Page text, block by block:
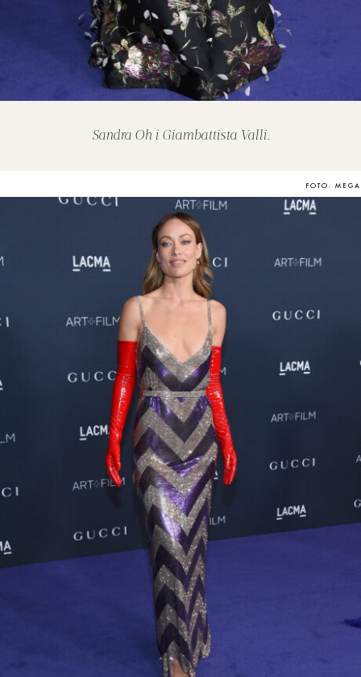
Sandra Oh i Giambattista Valli.
FOTO: MEGA